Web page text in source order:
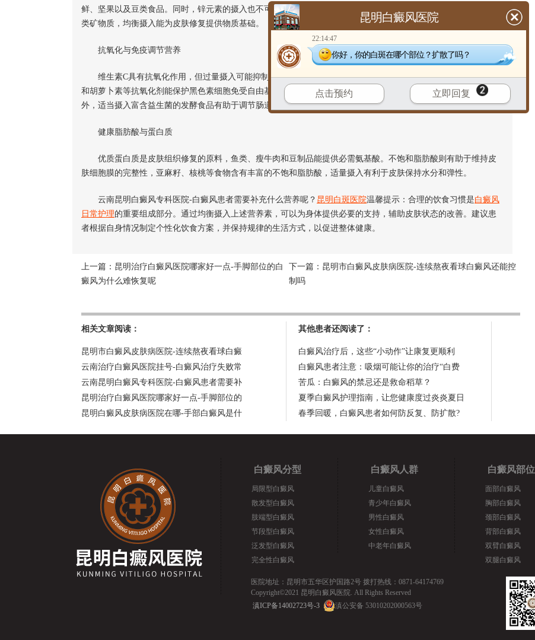
鲜、坚果以及豆类食品。同时，锌元素的摄入也不可忽视，锌参与多种酶的合成过程，瘦肉、蛋类及粗粮中富含此
类矿物质，均衡摄入能为皮肤修复提供物质基础。
抗氧化与免疫调节营养
维生素C具有抗氧化作用，但过量摄入可能抑制黑色素合成，因此需控制柑橘类水果的摄入量。相反，维生素E
和胡萝卜素等抗氧化剂能保护黑色素细胞免受自由基损伤，可多食用深绿色蔬菜、植物油等富含维生素E的食物。此
外，适当摄入富含益生菌的发酵食品有助于调节肠道菌群平衡，间接促进免疫系统稳定。
健康脂肪酸与蛋白质
优质蛋白质是皮肤组织修复的原料，鱼类、瘦牛肉和豆制品能提供必需氨基酸。不饱和脂肪酸则有助于维持皮
肤细胞膜的完整性，亚麻籽、核桃等食物含有丰富的不饱和脂肪酸，适量摄入有利于皮肤保持水分和弹性。
云南昆明白癜风专科医院-白癜风患者需要补充什么营养呢？ 昆明白斑医院温馨提示：合理的饮食习惯是白癜风
日常护理的重要组成部分。通过均衡摄入上述营养素，可以为身体提供必要的支持，辅助皮肤状态的改善。建议患
者根据自身情况制定个性化饮食方案，并保持规律的生活方式，以促进整体健康。
上一篇： 昆明治疗白癜风医院哪家好一点-手脚部位的白
癜风为什么难恢复呢
下一篇： 昆明市白癜风皮肤病医院-连续熬夜看球白癜风还能控
制吗
相关文章阅读：
昆明市白癜风皮肤病医院-连续熬夜看球白癜
云南治疗白癜风医院挂号-白癜风治疗失败常
云南昆明白癜风专科医院-白癜风患者需要补
昆明治疗白癜风医院哪家好一点-手脚部位的
昆明白癜风皮肤病医院在哪-手部白癜风是什
其他患者还阅读了：
白癜风治疗后，这些“小动作”让康复更顺利
白癜风患者注意：吸烟可能让你的治疗“白费
苦瓜：白癜风的禁忌还是救命稻草？
夏季白癜风护理指南，让您健康度过炎炎夏日
春季回暖，白癜风患者如何防反复、防扩散?
白癜风分型
局限型白癜风
散发型白癜风
肢端型白癜风
节段型白癜风
泛发型白癜风
完全性白癜风
白癜风人群
儿童白癜风
青少年白癜风
男性白癜风
女性白癜风
中老年白癜风
白癜风部位
面部白癜风
胸部白癜风
颈部白癜风
背部白癜风
双臂白癜风
双腿白癜风
医院地址：昆明市五华区护国路2号 拨打热线：0871-64174769
Copyright©2021 昆明白癜风医院. All Rights Reserved
滇ICP备14002723号-3
滇公安备 53010202000563号
昆明白癜风医院
22:14:47
你好，你的白斑在哪个部位？扩散了吗？
点击预约 立即回复